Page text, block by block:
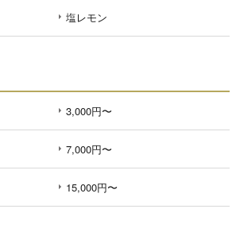
塩レモン
3,000円〜
7,000円〜
15,000円〜